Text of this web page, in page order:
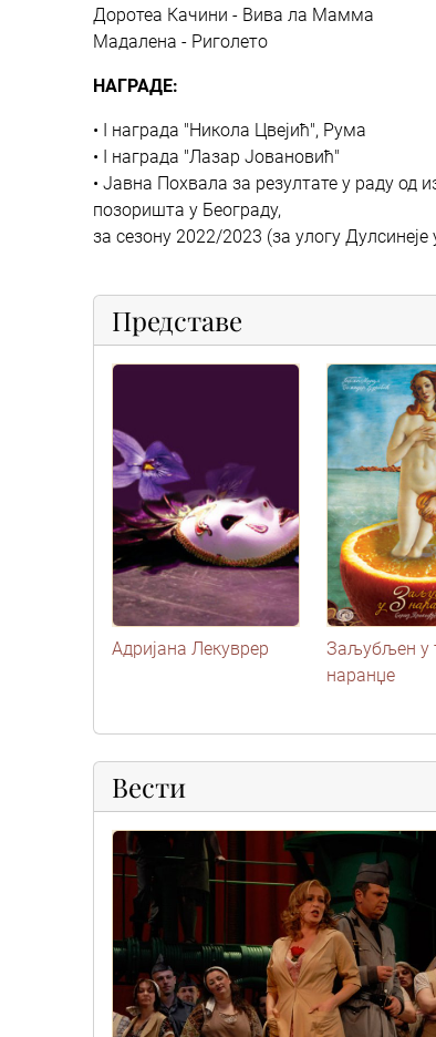
Доротеа Качини - Вива ла Мамма
Мадалена - Риголето
НАГРАДЕ:
• I награда "Никола Цвејић", Рума
• I награда "Лазар Јовановић"
• Јавна Похвала за резултате у раду од
позоришта у Београду,
за сезону 2022/2023 (за улогу Дулсинеје
Представе
Адријана Лекуврер
Заљубљен у
наранџе
Вести